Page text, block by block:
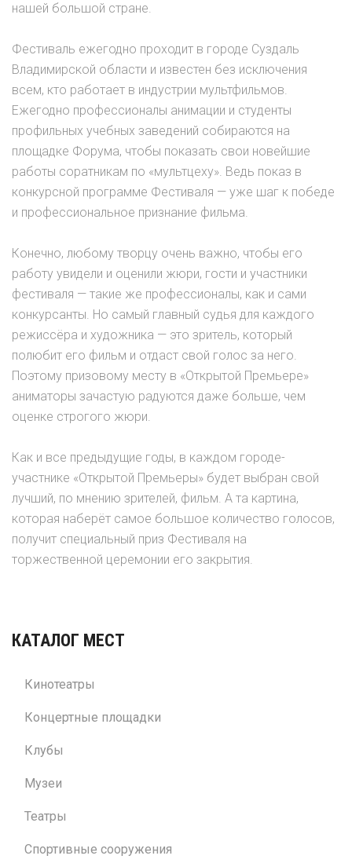
нашей большой стране.
Фестиваль ежегодно проходит в городе Суздаль
Владимирской области и известен без исключения
всем, кто работает в индустрии мультфильмов.
Ежегодно профессионалы анимации и студенты
профильных учебных заведений собираются на
площадке Форума, чтобы показать свои новейшие
работы соратникам по «мультцеху». Ведь показ в
конкурсной программе Фестиваля — уже шаг к победе
и профессиональное признание фильма.
Конечно, любому творцу очень важно, чтобы его
работу увидели и оценили жюри, гости и участники
фестиваля — такие же профессионалы, как и сами
конкурсанты. Но самый главный судья для каждого
режиссёра и художника — это зритель, который
полюбит его фильм и отдаст свой голос за него.
Поэтому призовому месту в «Открытой Премьере»
аниматоры зачастую радуются даже больше, чем
оценке строгого жюри.
Как и все предыдущие годы, в каждом городе-
участнике «Открытой Премьеры» будет выбран свой
лучший, по мнению зрителей, фильм. А та картина,
которая наберёт самое большое количество голосов,
получит специальный приз Фестиваля на
торжественной церемонии его закрытия.
КАТАЛОГ МЕСТ
Кинотеатры
Концертные площадки
Клубы
Музеи
Театры
Спортивные сооружения